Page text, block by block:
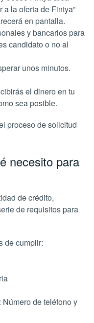
a la oferta de Fintya”
en pantalla.
y bancarios para
candidato o no al
unos minutos.
el dinero en tu
sea posible.
proceso de solicitud
necesito para
de crédito,
de requisitos para
de cumplir:
de teléfono y